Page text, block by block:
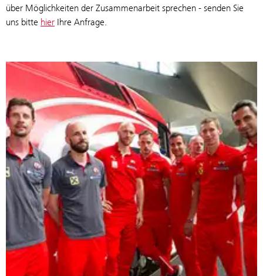
über Möglichkeiten der Zusammenarbeit sprechen - senden Sie
uns bitte hier Ihre Anfrage.